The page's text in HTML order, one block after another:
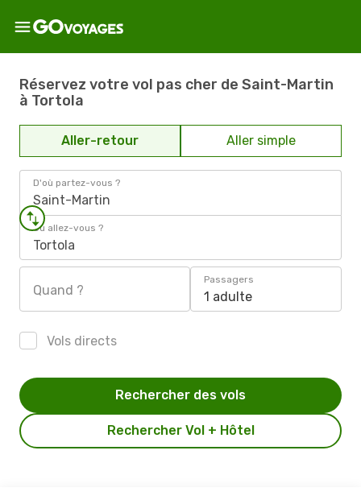
Réservez votre vol pas cher de Saint-Martin
à Tortola
Aller-retour Aller simple
D'où partez-vous ?
Saint-Martin
Où allez-vous ?
Tortola
Quand ?
Passagers
1 adulte
Vols directs
Rechercher Vol + Hôtel
Rechercher des vols